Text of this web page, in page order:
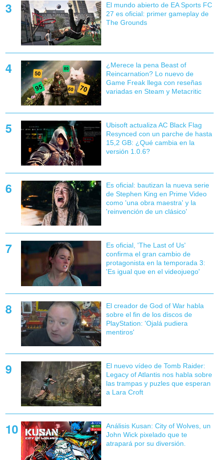
El mundo abierto de EA Sports FC
27 es oficial: primer gameplay de
The Grounds
¿Merece la pena Beast of
Reincarnation? Lo nuevo de
Game Freak llega con reseñas
variadas en Steam y Metacritic
Ubisoft actualiza AC Black Flag
Resynced con un parche de hasta
15,2 GB: ¿Qué cambia en la
versión 1.0.6?
Es oficial: bautizan la nueva serie
de Stephen King en Prime Video
como 'una obra maestra' y la
'reinvención de un clásico'
Es oficial, 'The Last of Us'
confirma el gran cambio de
protagonista en la temporada 3:
'Es igual que en el videojuego'
El creador de God of War habla
sobre el fin de los discos de
PlayStation: 'Ojalá pudiera
mentiros'
El nuevo vídeo de Tomb Raider:
Legacy of Atlantis nos habla sobre
las trampas y puzles que esperan
a Lara Croft
Análisis Kusan: City of Wolves, un
John Wick pixelado que te
atrapará por su diversión.